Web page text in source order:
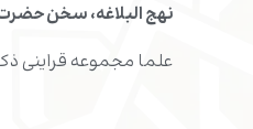
نهج البلاغه، سخن
علما مجموعه قراینی